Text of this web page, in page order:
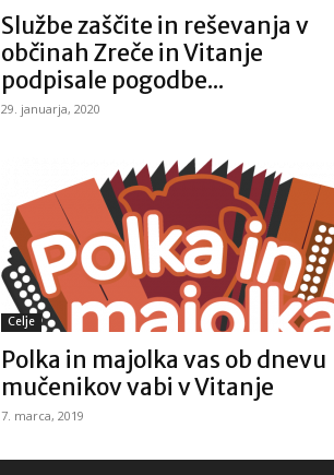
Službe zaščite in reševanja v
občinah Zreče in Vitanje
podpisale pogodbe...
29. januarja, 2020
Celje
Polka in majolka vas ob dnevu
mučenikov vabi v Vitanje
7. marca, 2019